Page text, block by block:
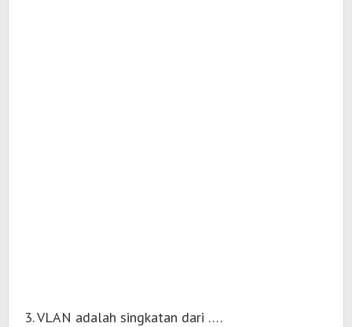
3. VLAN adalah singkatan dari ….